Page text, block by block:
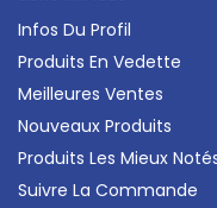
Infos Du Profil
Produits En Vedette
Meilleures Ventes
Nouveaux Produits
Produits Les Mieux
Suivre La Commande